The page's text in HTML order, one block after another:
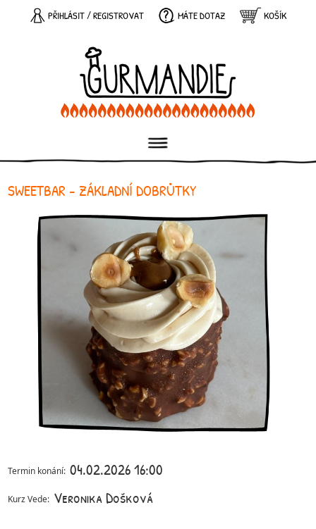
PŘIHLÁSIT/REGISTROVAT MÁTE DOTAZ KOŠÍK
SWEETBAR - ZÁKLADNÍ DOBRŮTKY
Termin konání: 04.02.2026 16:00
Kurz Vede: Veronika Došková